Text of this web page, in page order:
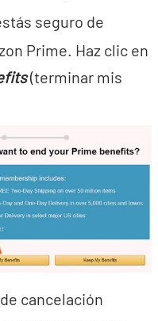
seguro de
Prime. Haz clic en
(terminar mis
cancelación